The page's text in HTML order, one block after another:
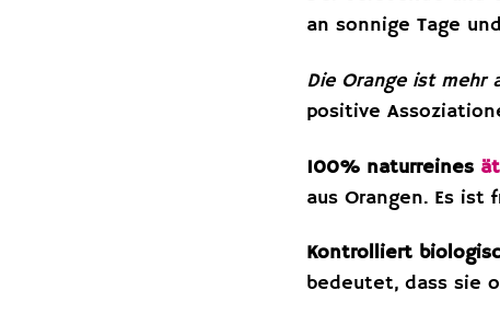
an sonnige Tage
Die Orange ist mehr
positive
100% naturreines
aus Orangen. Es
Kontrolliert
bedeutet, dass sie